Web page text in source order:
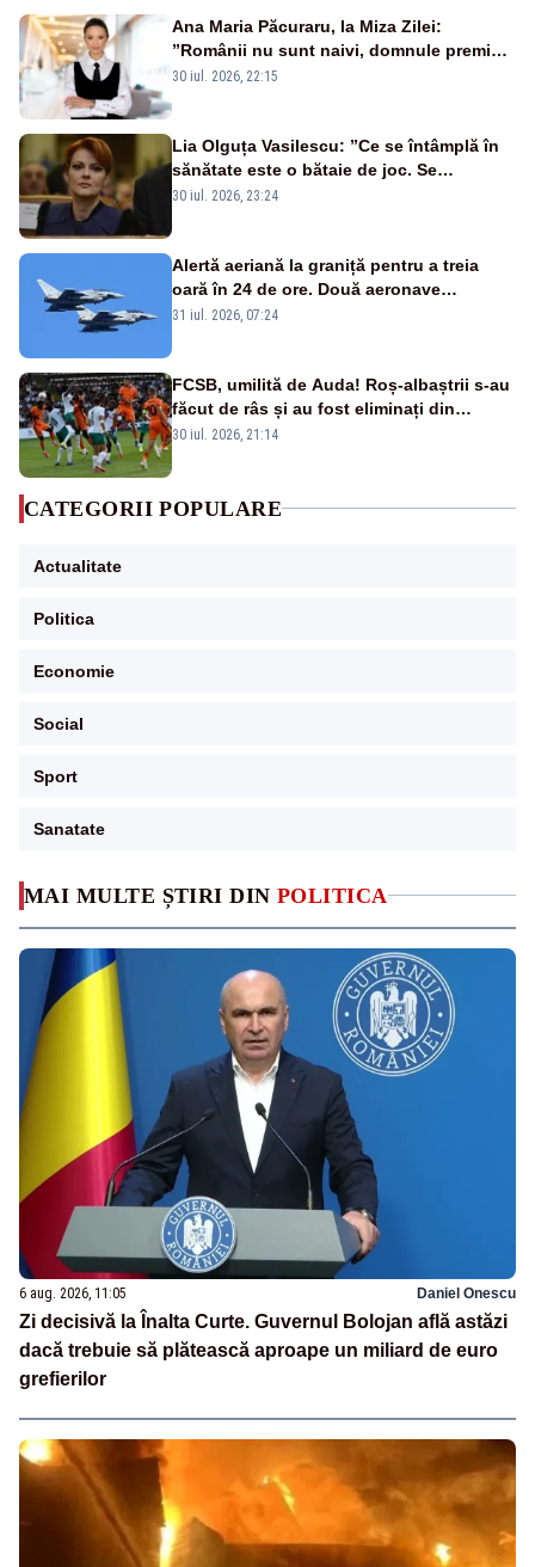
MAI MULTE ȘTIRI DIN POLITICA
6 aug. 2026, 11:05 Daniel Onescu
Zi decisivă la Înalta Curte. Guvernul Bolojan află astăzi
dacă trebuie să plătească aproape un miliard de euro
grefierilor
Ana Maria Păcuraru, la Miza Zilei:
”Românii nu sunt naivi, domnule premier
Bolojan”
30 iul. 2026, 22:15
Lia Olguța Vasilescu: ”Ce se întâmplă în
sănătate este o bătaie de joc. Se
guvernează extraordinar de prost”
30 iul. 2026, 23:24
Alertă aeriană la graniță pentru a treia
oară în 24 de ore. Două aeronave
Eurofighter britanice au fost ridicate de la
31 iul. 2026, 07:24
FCSB, umilită de Auda! Roș-albaștrii s-au
făcut de râs și au fost eliminați din
Conference League
30 iul. 2026, 21:14
CATEGORII POPULARE
Actualitate
Politica
Economie
Social
Sport
Sanatate